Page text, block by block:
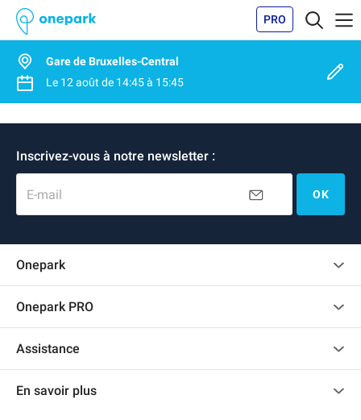
PRO
Gare de Bruxelles-Central
Le 12 août de 14:45à 15:45
Inscrivez-vous à notre newsletter :
E-mail OK
Onepark
Recrutement
Onepark PRO
Accéder à mon espace partenaire
Assistance
Centre d'aide
En savoir plus